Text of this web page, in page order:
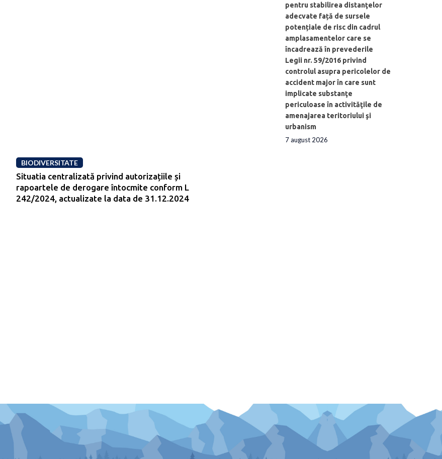
BIODIVERSITATE
Situatia centralizată privind autorizațiile și
rapoartele de derogare întocmite conform L
242/2024, actualizate la data de 31.12.2024
pentru stabilirea distanţelor
adecvate față de sursele
potențiale de risc din cadrul
amplasamentelor care se
încadrează în prevederile
Legii nr. 59/2016 privind
controlul asupra pericolelor de
accident major în care sunt
implicate substanţe
periculoase în activităţile de
amenajarea teritoriului şi
urbanism
7 august 2026